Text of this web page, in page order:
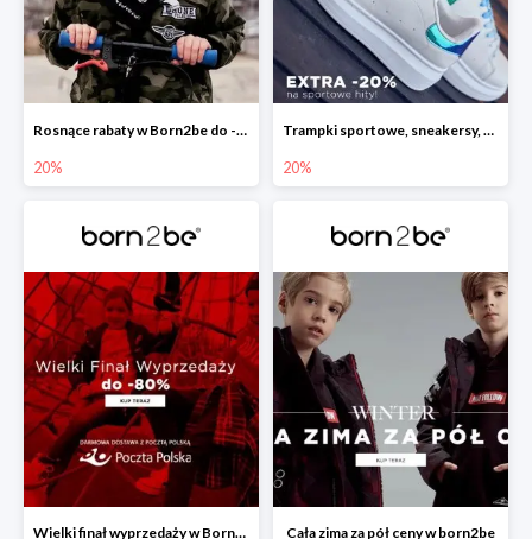
Rosnące rabaty w Born2be do -20%
20%
Trampki sportowe, sneakersy, tenisówki, creepersy i slip-ony już teraz z rabatem -20%!
20%
Wielki finał wyprzedaży w Born2be -80% Cała zima za pół ceny w born2be